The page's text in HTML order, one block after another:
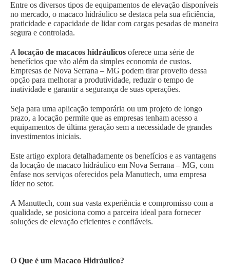
Entre os diversos tipos de equipamentos de elevação disponíveis
no mercado, o macaco hidráulico se destaca pela sua eficiência,
praticidade e capacidade de lidar com cargas pesadas de maneira
segura e controlada.
A locação de macacos hidráulicos oferece uma série de
benefícios que vão além da simples economia de custos.
Empresas de Nova Serrana – MG podem tirar proveito dessa
opção para melhorar a produtividade, reduzir o tempo de
inatividade e garantir a segurança de suas operações.
Seja para uma aplicação temporária ou um projeto de longo
prazo, a locação permite que as empresas tenham acesso a
equipamentos de última geração sem a necessidade de grandes
investimentos iniciais.
Este artigo explora detalhadamente os benefícios e as vantagens
da locação de macaco hidráulico em Nova Serrana – MG, com
ênfase nos serviços oferecidos pela Manuttech, uma empresa
líder no setor.
A Manuttech, com sua vasta experiência e compromisso com a
qualidade, se posiciona como a parceira ideal para fornecer
soluções de elevação eficientes e confiáveis.
O Que é um Macaco Hidráulico?